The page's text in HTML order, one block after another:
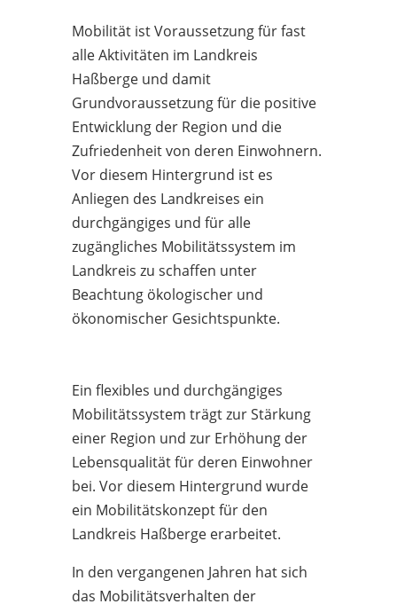
Mobilität ist Voraussetzung für fast
alle Aktivitäten im Landkreis
Haßberge und damit
Grundvoraussetzung für die positive
Entwicklung der Region und die
Zufriedenheit von deren Einwohnern.
Vor diesem Hintergrund ist es
Anliegen des Landkreises ein
durchgängiges und für alle
zugängliches Mobilitätssystem im
Landkreis zu schaffen unter
Beachtung ökologischer und
ökonomischer Gesichtspunkte.
Ein flexibles und durchgängiges
Mobilitätssystem trägt zur Stärkung
einer Region und zur Erhöhung der
Lebensqualität für deren Einwohner
bei. Vor diesem Hintergrund wurde
ein Mobilitätskonzept für den
Landkreis Haßberge erarbeitet.
In den vergangenen Jahren hat sich
das Mobilitätsverhalten der